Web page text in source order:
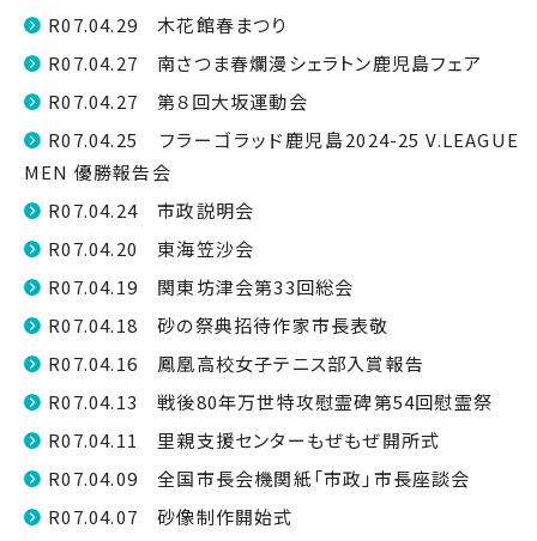
R07.04.29 木花館春まつり
R07.04.27 南さつま春爛漫シェラトン鹿児島フェア
R07.04.27 第８回大坂運動会
R07.04.25 フラーゴラッド鹿児島2024-25 V.LEAGUE
MEN 優勝報告会
R07.04.24 市政説明会
R07.04.20 東海笠沙会
R07.04.19 関東坊津会第33回総会
R07.04.18 砂の祭典招待作家市長表敬
R07.04.16 鳳凰高校女子テニス部入賞報告
R07.04.13 戦後80年万世特攻慰霊碑第54回慰霊祭
R07.04.11 里親支援センターもぜもぜ開所式
R07.04.09 全国市長会機関紙「市政」市長座談会
R07.04.07 砂像制作開始式